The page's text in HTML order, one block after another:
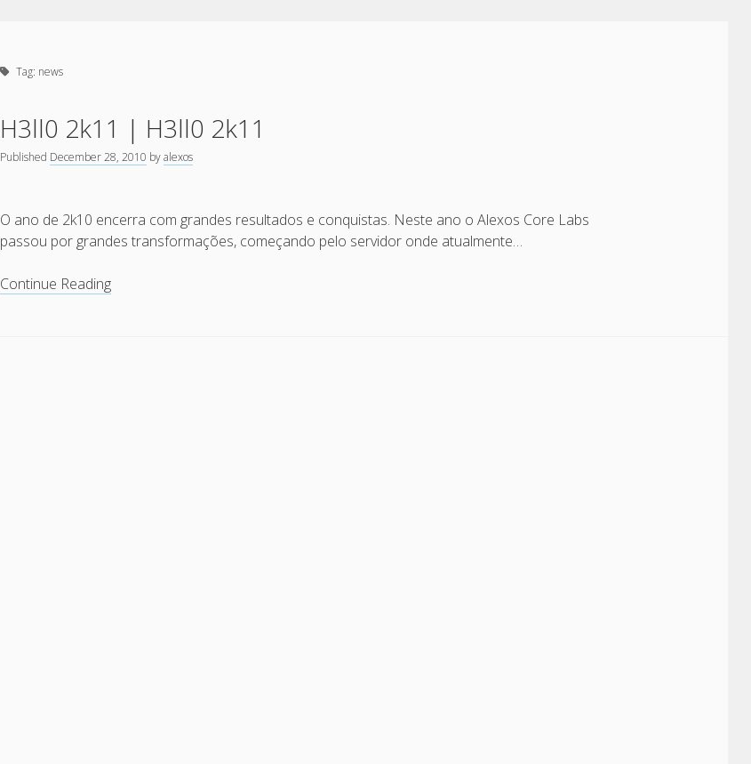
Tag: news
H3ll0 2k11 | H3ll0 2k11
Published December 28, 2010 byalexos
O ano de 2k10 encerra com grandes resultados e conquistas. Neste ano o Alexos Core Labs
passou por grandes transformações, começando pelo servidor onde atualmente…
Continue ReadingH3ll0